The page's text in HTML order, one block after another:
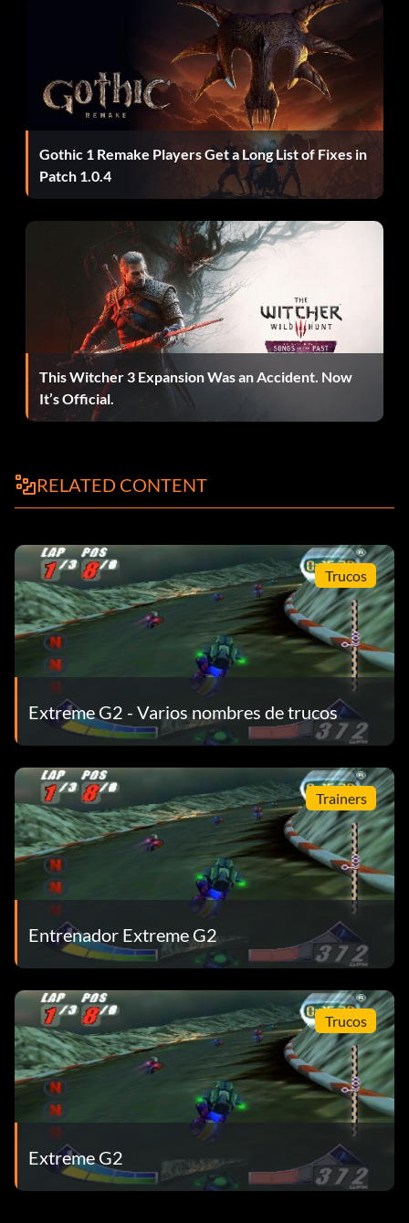
Gothic 1 Remake Players Get a Long List of Fixes in
Patch 1.0.4
This Witcher 3 Expansion Was an Accident. Now
It’s Official.
RELATED CONTENT
Trucos
Extreme G2 - Varios nombres de trucos
Trainers
Entrenador Extreme G2
Trucos
Extreme G2